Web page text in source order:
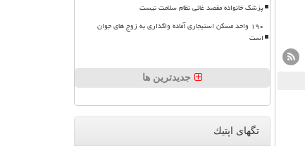
پزشک خانواده مقصد غائی نظام سلامت نیست
۱۹۰ واحد مسکن استیجاری آماده واگذاری به زوج های جوان
است
جدیدترین ها
تگهای اپتیك